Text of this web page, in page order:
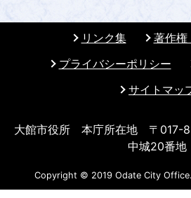
リンク集
著作権
プライバシーポリシー
サイトマッ
大館市役所 本庁所在地 〒017-
中城20番地
Copyright © 2019 Odate City